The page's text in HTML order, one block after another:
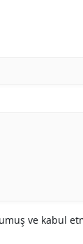
ve kabul